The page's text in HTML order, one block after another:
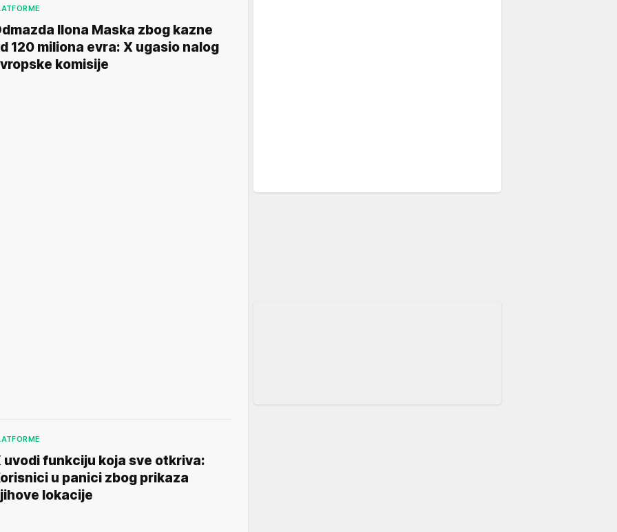
Ilona Maska zbog kazne
120 miliona evra: X ugasio nalog
komisije
uvodi funkciju koja sve otkriva:
u panici zbog prikaza
lokacije